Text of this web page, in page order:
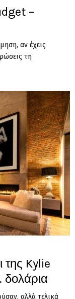
–
αν έχεις
τη
της Kylie
δολάρια
αλλά τελικά